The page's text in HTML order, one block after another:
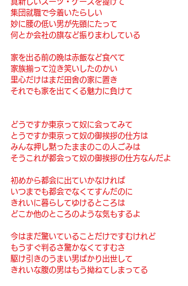
集団就職で今着いたらしい
妙に腰の低い男が先頭にたって
何とか会社の旗など振りまわしている
家を出る前の晩は赤飯など食べて
家族揃って泣き笑いしたのかい
里心だけはまだ田舎の家に置き
それでも家を出てくる魅力に負けて
どうですか東京って奴に会ってみて
とうですか東京って奴の御挨拶の仕方は
みんな押し黙ったままのこの人ごみは
そうこれが都会って奴の御挨拶の仕方なんだよ
初めから都会に出ていかなければ
いつまでも都会でなくてすんだのに
きれいに暮らしてゆけるところは
どこか他のところのような気もするよ
今はまだ驚いていることだけですむけれど
もうすぐ判るさ驚かなくてすむさ
駆け引きのうまい男ばかり出世して
きれいな腹の男はもう拗ねてしまってる